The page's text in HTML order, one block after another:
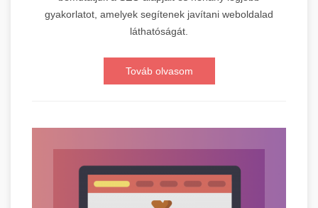
gyakorlatot, amelyek segítenek javítani weboldalad
láthatóságát.
Továb olvasom